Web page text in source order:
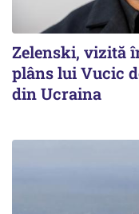
Zelenski, vizită
plâns lui Vucic
din Ucraina